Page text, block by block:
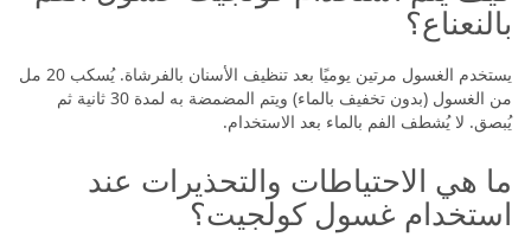
بالنعناع؟
يستخدم الغسول مرتين يوميًا بعد تنظيف الأسنان بالفرشاة. يُسكب 20 مل
من الغسول (بدون تخفيف بالماء) ويتم المضمضة به لمدة 30 ثانية ثم
يُبصق. لا يُشطف الفم بالماء بعد الاستخدام.
ما هي الاحتياطات والتحذيرات عند
استخدام غسول كولجيت؟